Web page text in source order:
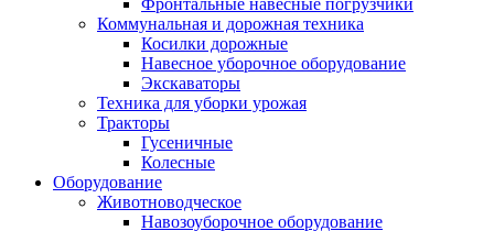
Фронтальные навесные погрузчики
Коммунальная и дорожная техника
Косилки дорожные
Навесное уборочное оборудование
Экскаваторы
Техника для уборки урожая
Тракторы
Гусеничные
Колесные
Оборудование
Животноводческое
Навозоуборочное оборудование